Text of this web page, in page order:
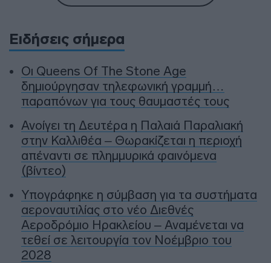
Ειδήσεις σήμερα
Οι Queens Of The Stone Age
δημιούργησαν τηλεφωνική γραμμή…
παραπόνων για τους θαυμαστές τους
Ανοίγει τη Δευτέρα η Παλαιά Παραλιακή
στην Καλλιθέα – Θωρακίζεται η περιοχή
απέναντι σε πλημμυρικά φαινόμενα
(βίντεο)
Υπογράφηκε η σύμβαση για τα συστήματα
αεροναυτιλίας στο νέο Διεθνές
Αεροδρόμιο Ηρακλείου – Αναμένεται να
τεθεί σε λειτουργία τον Νοέμβριο του
2028